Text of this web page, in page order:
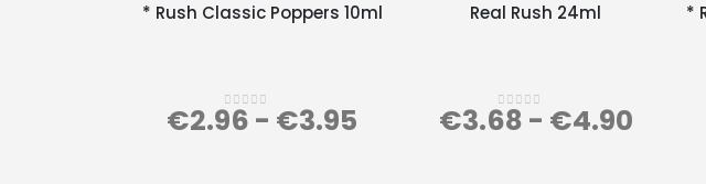
* Rush Classic Poppers 10ml
0 out of 5
€2.96 - €3.95
Real Rush 24ml
0 out of 5
€3.68 - €4.90
*